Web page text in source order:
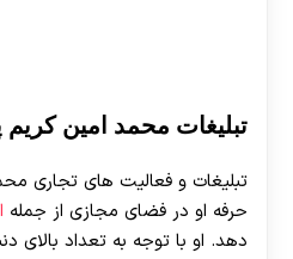
تبلیغات محمد امین کریم‌
تبلیغات و فعالیت های تجاری
حرفه او در فضای مجازی از جمله
دهد. او با توجه به تعداد بالای